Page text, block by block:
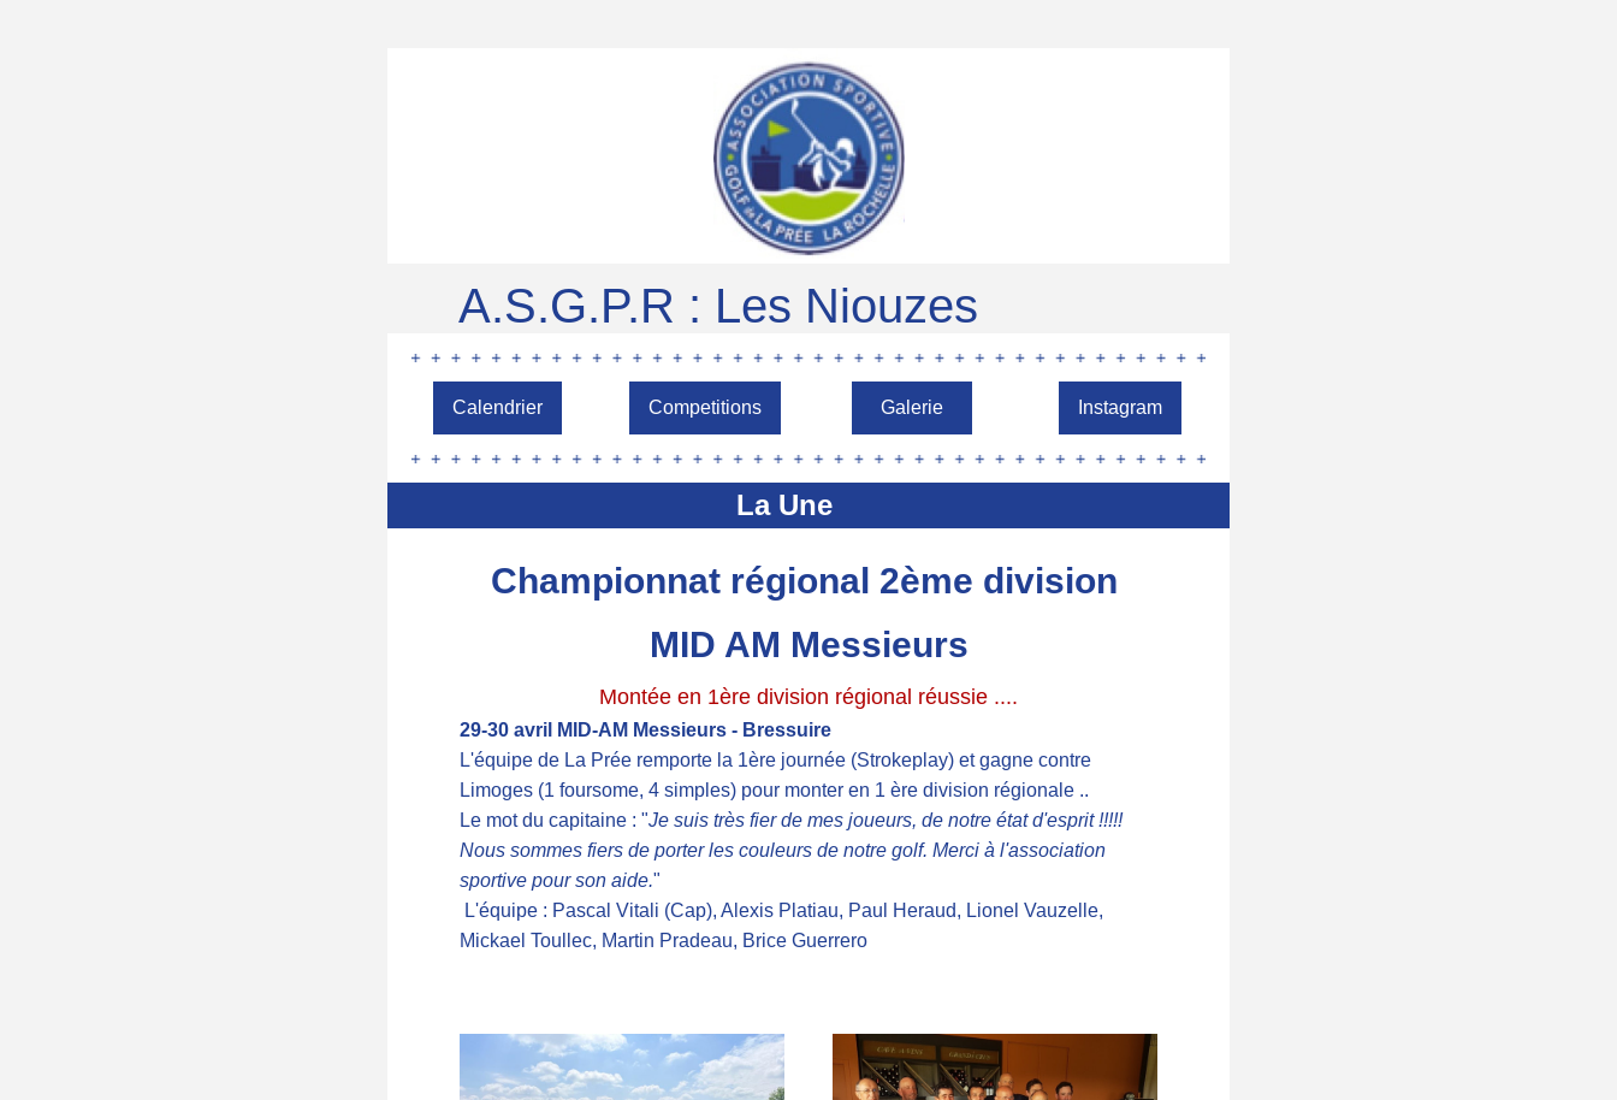
A.S.G.P.R : Les Niouzes
Calendrier Competitions Galerie Instagram
La Une
Championnat régional 2ème division
MID AM Messieurs
Montée en 1ère division régional réussie ....
29-30 avril MID-AM Messieurs - Bressuire
L'équipe de La Prée remporte la 1ère journée (Strokeplay) et gagne contre
Limoges (1 foursome, 4 simples) pour monter en 1 ère division régionale ..
Le mot du capitaine : "Je suis très fier de mes joueurs, de notre état d'esprit !!!!!
Nous sommes fiers de porter les couleurs de notre golf. Merci à l'association
sportive pour son aide."
L'équipe : Pascal Vitali (Cap), Alexis Platiau, Paul Heraud, Lionel Vauzelle,
Mickael Toullec, Martin Pradeau, Brice Guerrero